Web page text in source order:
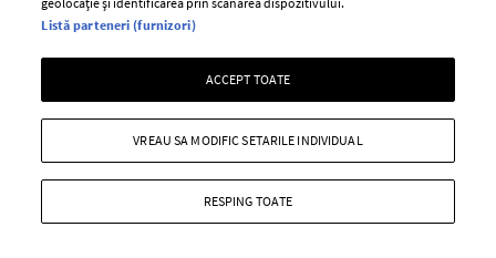
Pariază responsabil! Decizia ONJN nr. 821/25.09.2025.
Jocurile de noroc sunt interzise minorilor.
Copyright © 2026 Ringier Romania SRL
Listă parteneri (furnizori)
ACCEPT TOATE
RESPING TOATE
VREAU SA MODIFIC SETARILE INDIVIDUAL